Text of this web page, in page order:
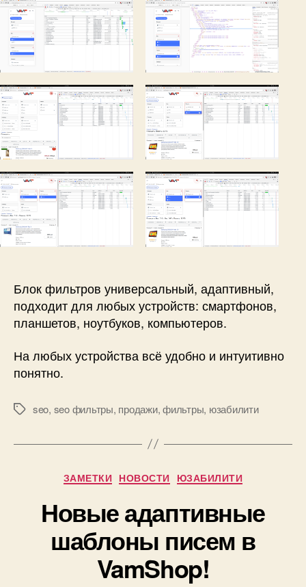
Блок фильтров универсальный, адаптивный,
подходит для любых устройств: смартфонов,
планшетов, ноутбуков, компьютеров.
На любых устройства всё удобно и интуитивно
понятно.
Меткиseo, seo фильтры, продажи,фильтры, юзабилити
Рубрики
ЗАМЕТКИ НОВОСТИ ЮЗАБИЛИТИ
Новые адаптивные
шаблоны писем в
VamShop!